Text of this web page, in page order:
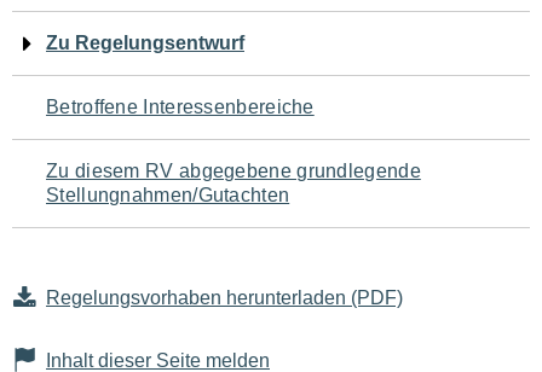
den
Seiteninhalt
Zu Regelungsentwurf
Betroffene Interessenbereiche
Zu diesem RV abgegebene grundlegende
Stellungnahmen/Gutachten
Regelungsvorhaben herunterladen (PDF)
Inhalt dieser Seite melden